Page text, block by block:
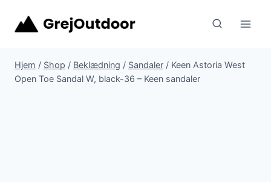
Hjem / Shop / Beklædning / Sandaler / Keen Astoria West
Open Toe Sandal W, black-36 – Keen sandaler